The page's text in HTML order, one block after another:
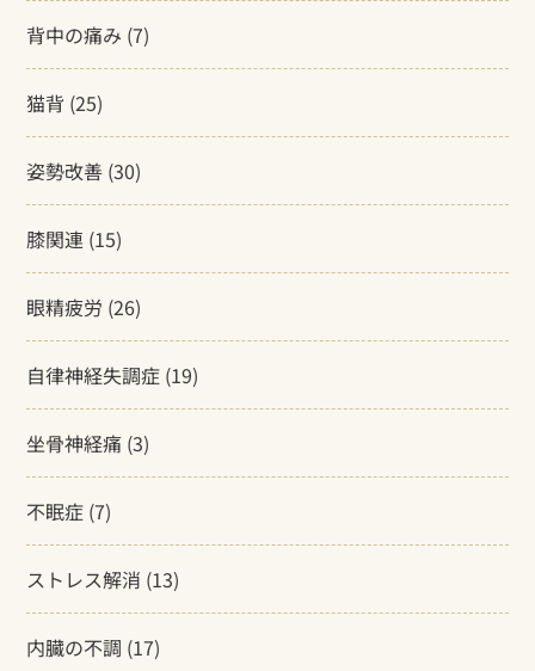
背中の痛み (7)
猫背 (25)
姿勢改善 (30)
膝関連 (15)
眼精疲労 (26)
自律神経失調症 (19)
坐骨神経痛 (3)
不眠症 (7)
ストレス解消 (13)
内臓の不調 (17)